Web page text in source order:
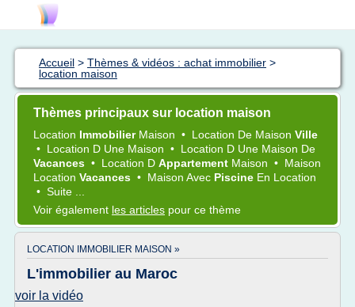
Accueil > Thèmes & vidéos : achat immobilier >
location maison
Thèmes principaux sur location maison
Location Immobilier Maison • Location De Maison Ville
• Location D Une Maison • Location D Une Maison De
Vacances • Location D Appartement Maison • Maison
Location Vacances • Maison Avec Piscine En Location
• Suite ...
Voir également les articles pour ce thème
LOCATION IMMOBILIER MAISON »
L'immobilier au Maroc
voir la vidéo